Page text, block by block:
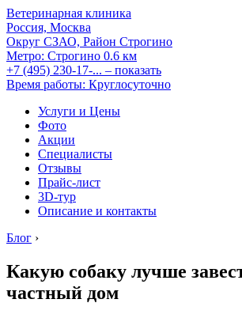
Ветеринарная клиника
Россия, Москва
Округ СЗАО, Район Строгино
Метро: Строгино 0.6 км
+7 (495) 230-17-... – показать
Время работы: Круглосуточно
Услуги и Цены
Фото
Акции
Специалисты
Отзывы
Прайс-лист
3D-тур
Описание и контакты
Блог ›
Какую собаку лучше
частный дом